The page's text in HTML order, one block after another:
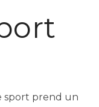
sport prend un